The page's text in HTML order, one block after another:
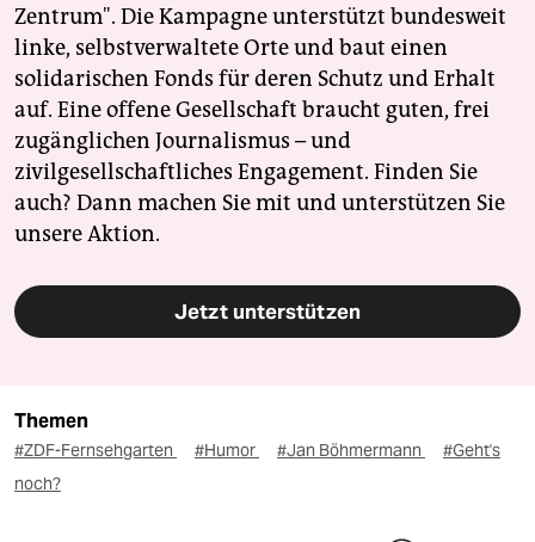
Zentrum". Die Kampagne unterstützt bundesweit
linke, selbstverwaltete Orte und baut einen
solidarischen Fonds für deren Schutz und Erhalt
auf. Eine offene Gesellschaft braucht guten, frei
zugänglichen Journalismus – und
zivilgesellschaftliches Engagement. Finden Sie
auch? Dann machen Sie mit und unterstützen Sie
unsere Aktion.
Jetzt unterstützen
Themen
#ZDF-Fernsehgarten #Humor #Jan Böhmermann
#Geht's
noch?